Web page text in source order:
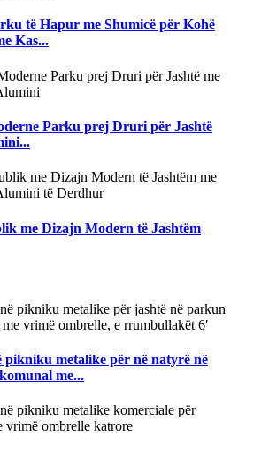
të Hapur me Shumicë për Kohë
Kas...
Parku prej Druri për Jashtë
me Dizajn Modern të Jashtëm
pikniku metalike për në natyrë në
me...